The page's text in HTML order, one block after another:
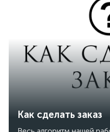
Как сделать заказ